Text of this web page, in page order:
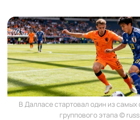
В Далласе стартовал один из
группового этапа ©